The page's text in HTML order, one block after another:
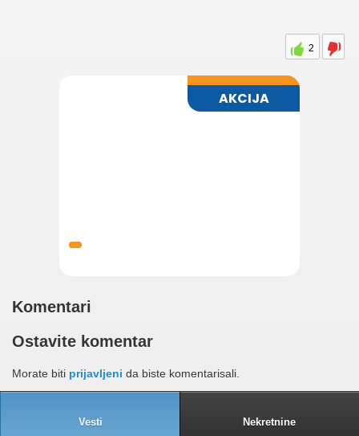
2
Komentari
Ostavite komentar
Morate biti prijavljeni da biste komentarisali.
Vesti Nekretnine